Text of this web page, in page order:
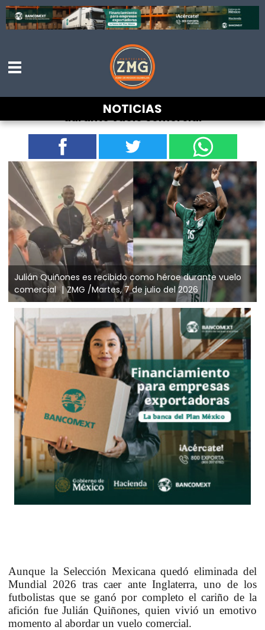
NOTICIAS
Julián Quiñones es recibido como héroe
durante vuelo comercial
Julián Quiñones es recibido como héroe durante vuelo
comercial
ZMG /Martes, 7 de julio del 2026
Aunque la Selección Mexicana quedó eliminada del
Mundial 2026 tras caer ante Inglaterra, uno de los
futbolistas que se ganó por completo el cariño de la
afición fueJulián Quiñones, quien vivió un emotivo
momento al abordar un vuelo comercial.